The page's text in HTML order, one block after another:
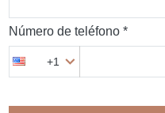
Número de teléfono *
+1